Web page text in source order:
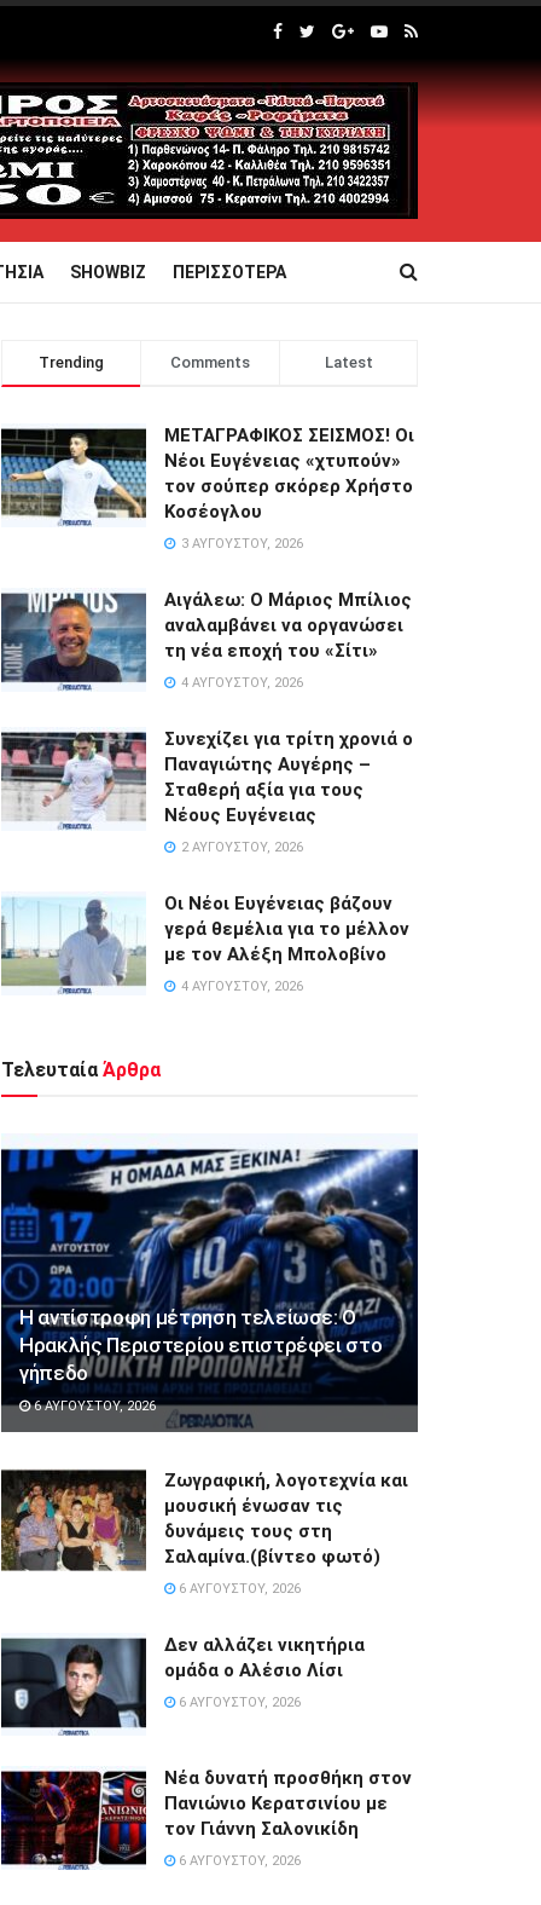
SHOWBIZ ΠΕΡΙΣΣΟΤΕΡΑ
Trending Comments Latest
ΜΕΤΑΓΡΑΦΙΚΟΣ ΣΕΙΣΜΟΣ! Οι
Νέοι Ευγένειας «χτυπούν»
τον σούπερ σκόρερ Χρήστο
Κοσέογλου
3 ΑΥΓΟΎΣΤΟΥ, 2026
Αιγάλεω: Ο Μάριος Μπίλιος
αναλαμβάνει να οργανώσει
τη νέα εποχή του «Σίτι»
4 ΑΥΓΟΎΣΤΟΥ, 2026
Συνεχίζει για τρίτη χρονιά ο
Παναγιώτης Αυγέρης –
Σταθερή αξία για τους
Νέους Ευγένειας
2 ΑΥΓΟΎΣΤΟΥ, 2026
Οι Νέοι Ευγένειας βάζουν
γερά θεμέλια για το μέλλον
με τον Αλέξη Μπολοβίνο
4 ΑΥΓΟΎΣΤΟΥ, 2026
Τελευταία Άρθρα
Η αντίστροφη μέτρηση τελείωσε: Ο
Ηρακλής Περιστερίου επιστρέφει στο
γήπεδο
6 ΑΥΓΟΎΣΤΟΥ, 2026
Ζωγραφική, λογοτεχνία και
μουσική ένωσαν τις
δυνάμεις τους στη
Σαλαμίνα.(βίντεο φωτό)
6 ΑΥΓΟΎΣΤΟΥ, 2026
Δεν αλλάζει νικητήρια
ομάδα ο Αλέσιο Λίσι
6 ΑΥΓΟΎΣΤΟΥ, 2026
Νέα δυνατή προσθήκη στον
Πανιώνιο Κερατσινίου με
τον Γιάννη Σαλονικίδη
6 ΑΥΓΟΎΣΤΟΥ, 2026